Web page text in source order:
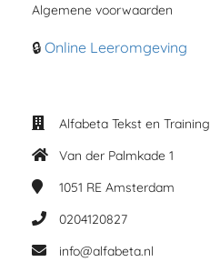
Algemene voorwaarden
🔒 Online Leeromgeving
Alfabeta Tekst en Training
Van der Palmkade 1
1051 RE Amsterdam
0204120827
info@alfabeta.nl